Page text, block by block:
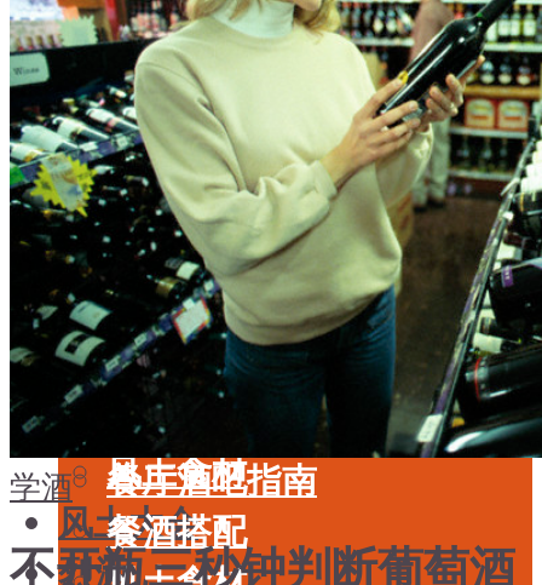
年份
酒具周边
投资收藏
留学教育
名庄
品鉴专栏
美食
餐厅酒吧指南
餐酒搭配
风土食材
风土大会
烈酒
基础知识
品种
年份
酒具周边
投资收藏
留学教育
名庄
品鉴专栏
美食
餐厅酒吧指南
餐酒搭配
学酒
不开瓶三秒钟判断葡萄酒